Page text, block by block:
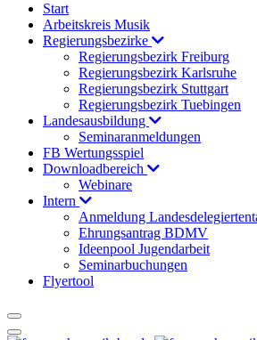
Start
Arbeitskreis Musik
Regierungsbezirke
Regierungsbezirk Freiburg
Regierungsbezirk Karlsruhe
Regierungsbezirk Stuttgart
Regierungsbezirk Tuebingen
Landesausbildung
Seminaranmeldungen
FB Wertungsspiel
Downloadbereich
Webinare
Intern
Anmeldung
Ehrungsantrag BDMV
Ideenpool Jugendarbeit
Seminarbuchungen
Flyertool